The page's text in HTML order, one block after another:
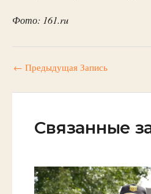
Фото: 161.ru
← Предыдущая Запись
Связанные